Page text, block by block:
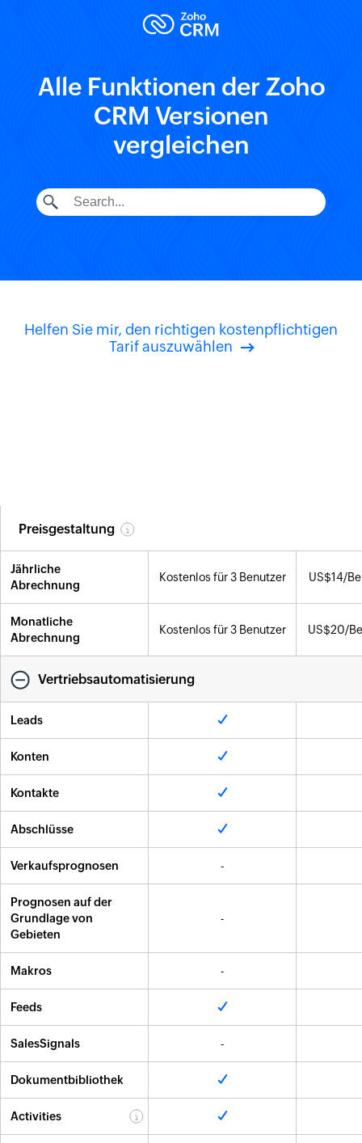
Alle Funktionen der Zoho
CRM Versionen
vergleichen
Helfen Sie mir, den richtigen kostenpflichtigen
Tarif auszuwählen
Preisgestaltung
Jährliche
Abrechnung
Kostenlos für 3 Benutzer US$14/
Monatliche
Abrechnung
Kostenlos für 3 Benutzer US$20/
Vertriebsautomatisierung
Leads
Konten
Kontakte
Abschlüsse
Verkaufsprognosen -
Prognosen auf der
Grundlage von
Gebieten
-
Makros -
Feeds
SalesSignals -
Dokumentbibliothek
Activities